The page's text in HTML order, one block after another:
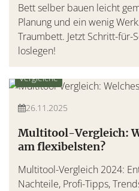
Bett selber bauen leicht
Planung und ein wenig
Traumbett. Jetzt Schritt-für-
loslegen!
Vergleiche
26.11.2025
Multitool-Vergleich:
am flexibelsten?
Multitool-Vergleich 2024:
Nachteile, Profi-Tipps,